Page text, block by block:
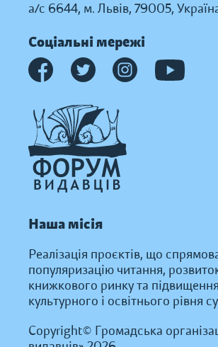
а/с 6644, м. Львів, 79005,
Соціальні мережі
Наша місія
Реалізація проєктів, що
популяризацію читання,
книжкового ринку та підвищення
культурного і освітнього рівня
Copyright© Громадська